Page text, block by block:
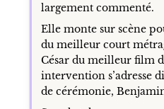
largement commenté.
Elle monte sur scène
du meilleur court
César du meilleur film
intervention s’adresse
de cérémonie,